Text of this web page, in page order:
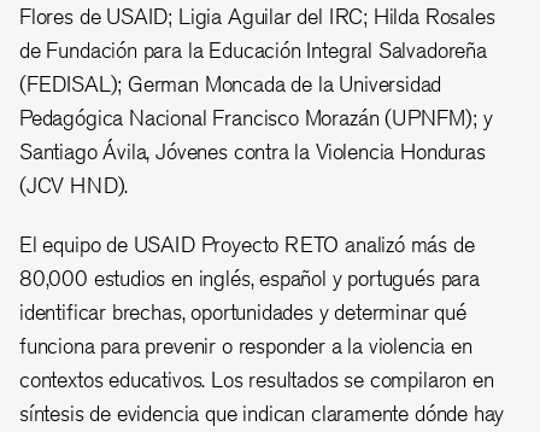
Flores de USAID; Ligia Aguilar del IRC; Hilda Rosales
de Fundación para la Educación Integral Salvadoreña
(FEDISAL); German Moncada de la Universidad
Pedagógica Nacional Francisco Morazán (UPNFM); y
Santiago Ávila, Jóvenes contra la Violencia Honduras
(JCV HND).
El equipo de USAID Proyecto RETO analizó más de
80,000 estudios en inglés, español y portugués para
identificar brechas, oportunidades y determinar qué
funciona para prevenir o responder a la violencia en
contextos educativos. Los resultados se compilaron en
síntesis de evidencia que indican claramente dónde hay